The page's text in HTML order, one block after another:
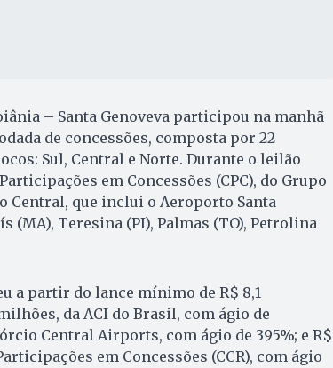
– Santa Genoveva participou na manhã
de concessões, composta por 22
Sul, Central e Norte. Durante o leilão
em Concessões (CPC), do Grupo
Central, que inclui o Aeroporto Santa
(MA), Teresina (PI), Palmas (TO), Petrolina
a partir do lance mínimo de R$ 8,1
da ACI do Brasil, com ágio de
Central Airports, com ágio de 395%; e R$
em Concessões (CCR), com ágio